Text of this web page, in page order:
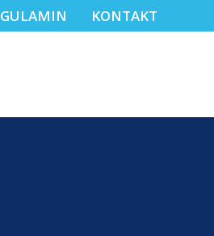
KONTAKT